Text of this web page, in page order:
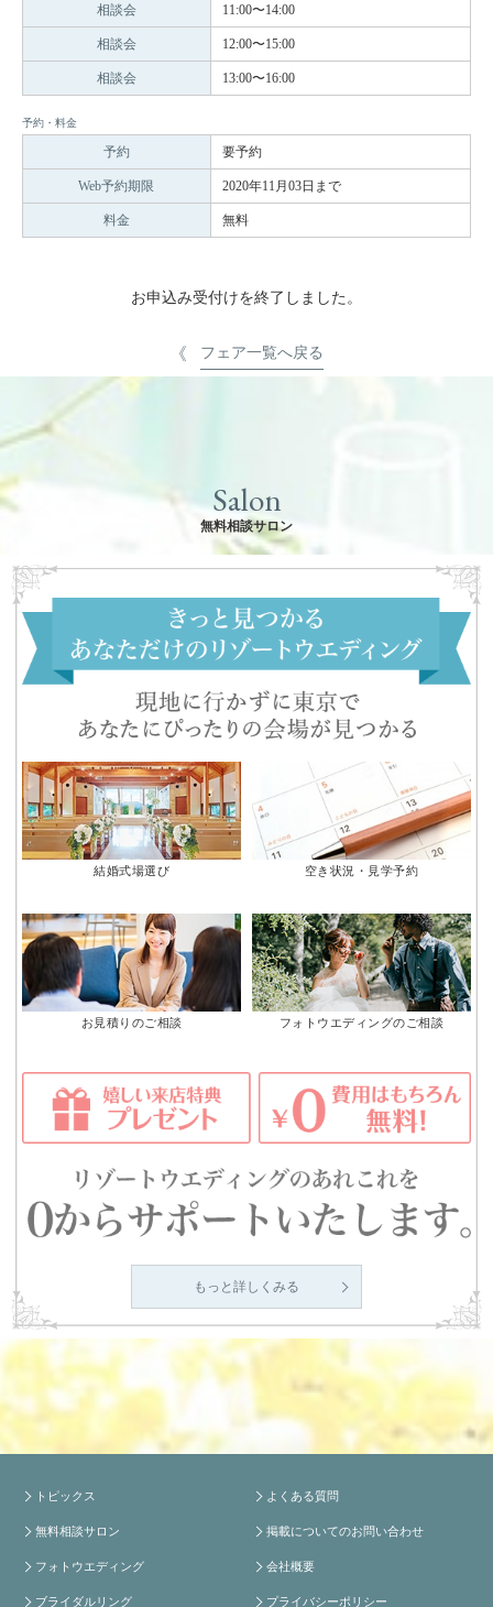
相談会 11:00〜14:00
相談会 12:00〜15:00
相談会 13:00〜16:00
予約・料金
予約 要予約
Web予約期限 2020年11月03日まで
料金 無料
お申込み受付けを終了しました。
フェア一覧へ戻る
Salon
無料相談サロン
結婚式場選び 空き状況・見学予約
お見積りのご相談 フォトウエディングのご相談
もっと詳しくみる
トピックス
無料相談サロン
フォトウエディング
ブライダルリング
よくある質問
掲載についてのお問い合わせ
会社概要
プライバシーポリシー